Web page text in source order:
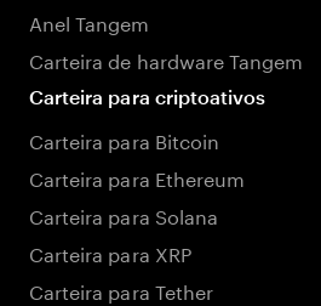
Anel Tangem
Carteira de hardware Tangem
Carteira para criptoativos
Carteira para Bitcoin
Carteira para Ethereum
Carteira para Solana
Carteira para XRP
Carteira para Tether